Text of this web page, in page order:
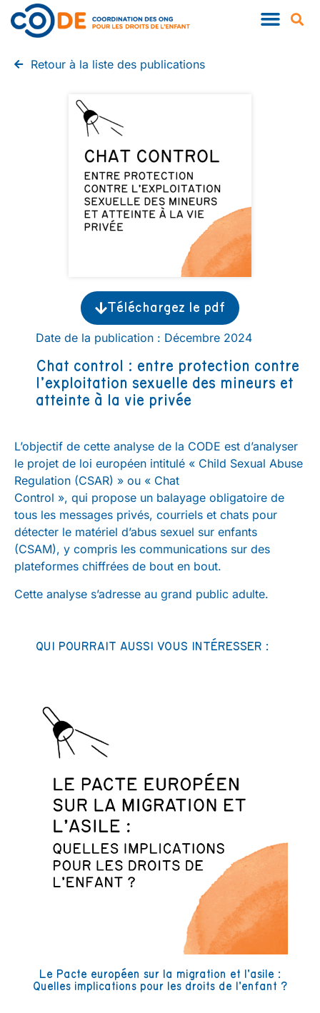
Retour à la liste des publications
Téléchargez le pdf
Date de la publication : Décembre 2024
Chat control : entre protection contre
l’exploitation sexuelle des mineurs et
atteinte à la vie privée
L’objectif de cette analyse de la CODE est d’analyser
le projet de loi européen intitulé « Child Sexual Abuse
Regulation (CSAR) » ou « Chat
Control », qui propose un balayage obligatoire de
tous les messages privés, courriels et chats pour
détecter le matériel d’abus sexuel sur enfants
(CSAM), y compris les communications sur des
plateformes chiffrées de bout en bout.
Cette analyse s’adresse au grand public adulte.
QUI POURRAIT AUSSI VOUS INTÉRESSER :
Le Pacte européen sur la migration et l’asile :
Quelles implications pour les droits de l’enfant ?